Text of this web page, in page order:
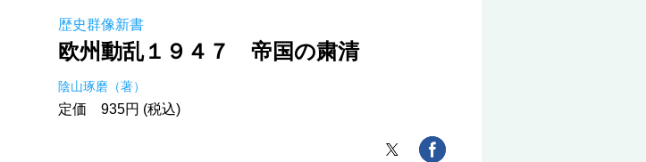
歴史群像新書
欧州動乱１９４７ 帝国の粛清
陰山琢磨（著）
定価 935円 (税込)